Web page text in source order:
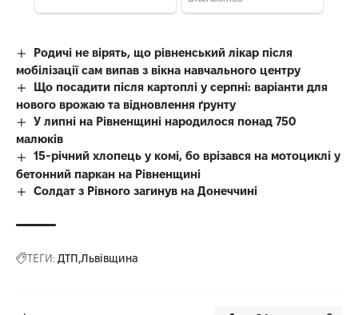
Родичі не вірять, що рівненський лікар після
мобілізації сам випав з вікна навчального центру
Що посадити після картоплі у серпні: варіанти для
нового врожаю та відновлення ґрунту
У липні на Рівненщині народилося понад 750
малюків
15-річний хлопець у комі, бо врізався на мотоциклі у
бетонний паркан на Рівненщині
Солдат з Рівного загинув на Донеччині
ТЕГИ: ДТП Львівщина